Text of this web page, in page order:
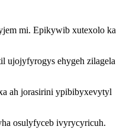
mi. Epikywib xutexolo ka
ujojyfyrogys ehygeh zilagela
ah jorasirini ypibibyxevytyl
osulyfyceb ivyrycyricuh.